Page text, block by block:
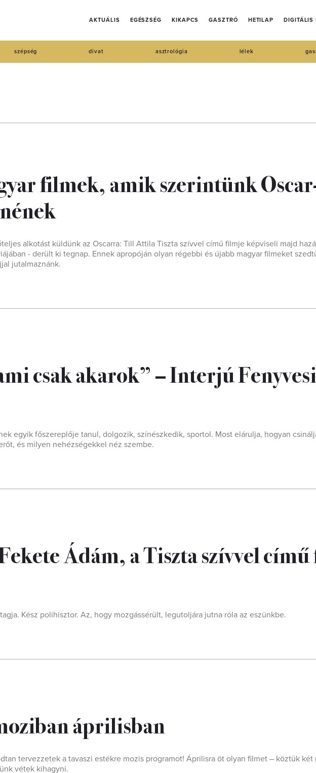
AKTUÁLIS EGÉSZSÉG KIKAPCS GASZTRÓ HETILAP DIGITÁLIS
szépség divat asztrológia lélek
filmek, amik szerintünk
alkotást küldünk az Oscarra: Till Attila Tiszta szívvel című filmje képviseli majd
- derült ki tegnap. Ennek apropóján olyan régebbi és újabb magyar filmeket
jutalmaznánk.
csak akarok” – Interjú Fenyvesi
egyik főszereplője tanul, dolgozik, színészkedik, sportol. Most elárulja, hogyan
és milyen nehézségekkel néz szembe.
Ádám, a Tiszta szívvel
Kész polihisztor. Az, hogy mozgássérült, legutoljára jutna róla az eszünkbe.
áprilisban
tervezzetek a tavaszi estékre mozis programot! Áprilisra öt olyan filmet – köztük két
vétek kihagyni.